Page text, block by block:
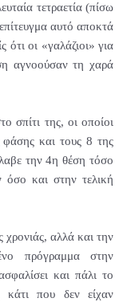
τετραετία (πίσω
αυτό αποκτά
ότι οι «γαλάζιοι» για
αγνοούσαν τη χαρά
σπίτι της, οι οποίοι
και τους 8 της
την 4η θέση τόσο
όσο και στην τελική
αλλά και την
πρόγραμμα στην
και πάλι το
κάτι που δεν είχαν